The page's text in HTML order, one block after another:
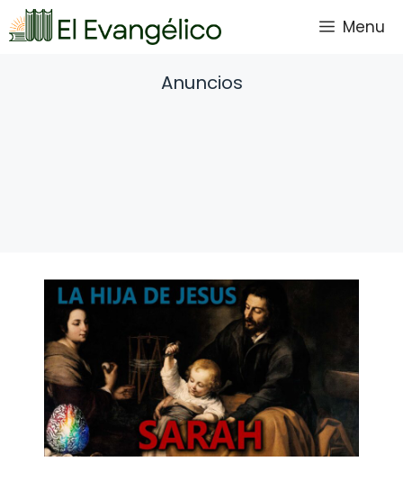
Saltar
al
Menu
Anuncios